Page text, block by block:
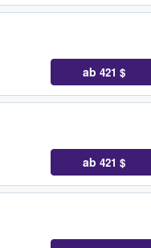
ab 421 $
ab 421 $